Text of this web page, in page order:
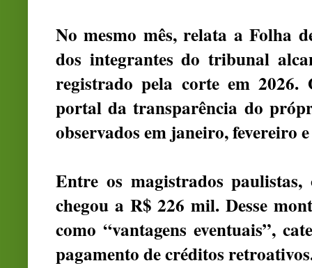
No mesmo mês, relata a Folha
dos integrantes do tribunal
registrado pela corte em
portal da transparência do
observados em janeiro, fevereiro
Entre os magistrados
chegou a R$ 226 mil. Desse
como “vantagens eventuais”,
pagamento de créditos